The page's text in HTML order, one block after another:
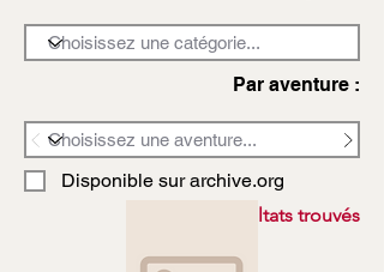
Par aventure :
Disponible sur archive.org
3972 résultats trouvés